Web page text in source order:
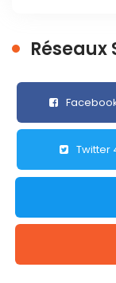
Réseaux
Twitter